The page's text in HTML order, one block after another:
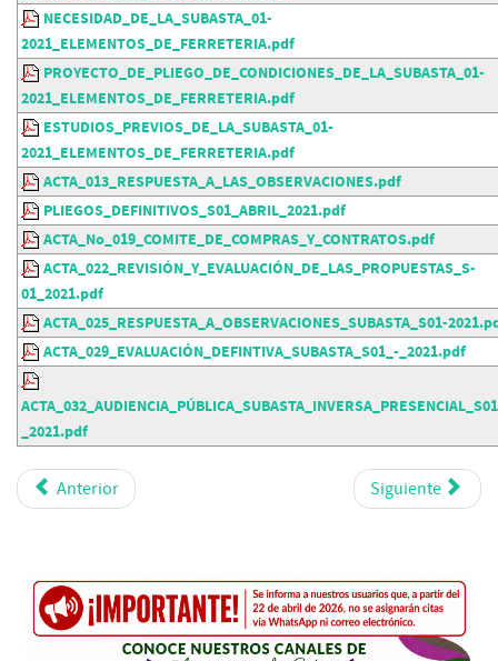
NECESIDAD_DE_LA_SUBASTA_01-
2021_ELEMENTOS_DE_FERRETERIA.pdf
PROYECTO_DE_PLIEGO_DE_CONDICIONES_DE_LA_SUBASTA_01-
2021_ELEMENTOS_DE_FERRETERIA.pdf
ESTUDIOS_PREVIOS_DE_LA_SUBASTA_01-
2021_ELEMENTOS_DE_FERRETERIA.pdf
ACTA_013_RESPUESTA_A_LAS_OBSERVACIONES.pdf
PLIEGOS_DEFINITIVOS_S01_ABRIL_2021.pdf
ACTA_No_019_COMITE_DE_COMPRAS_Y_CONTRATOS.pdf
ACTA_022_REVISIÓN_Y_EVALUACIÓN_DE_LAS_PROPUESTAS_S-
01_2021.pdf
ACTA_025_RESPUESTA_A_OBSERVACIONES_SUBASTA_S01-
ACTA_029_EVALUACIÓN_DEFINTIVA_SUBASTA_S01_-_2021.pdf
_2021.pdf
Anterior Siguiente